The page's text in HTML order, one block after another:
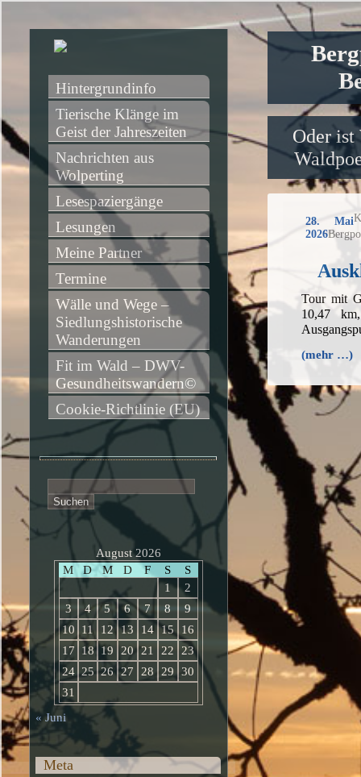
Oder ist
28. Mai
2026
Tour mit
10,47
(mehr …)
Hintergrundinfo
Tierische Klänge im
Geist der Jahreszeiten
Nachrichten aus
Wolperting
Lesespaziergänge
Lesungen
Meine Partner
Termine
Wälle und Wege –
Siedlungshistorische
Wanderungen
Fit im Wald – DWV-
Gesundheitswandern©
Cookie-Richtlinie (EU)
nach:
August 2026
M
D M D F S
S
1
2
3
4 5 6 7 8
9
10
11 12 13 14 15
16
17
18 19 20 21 22
23
24 25 26 27 28 29
30
31
« Juni
Meta